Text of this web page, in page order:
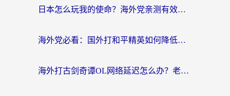
日本怎么玩我的使命？海外党亲测有效的国服游戏加速指南（附避坑技巧）
海外党必看：国外打和平精英如何降低延迟？附3款热门国服游戏加速方案
海外打古剑奇谭OL网络延迟怎么办？老玩家亲测有效的加速器选择指南